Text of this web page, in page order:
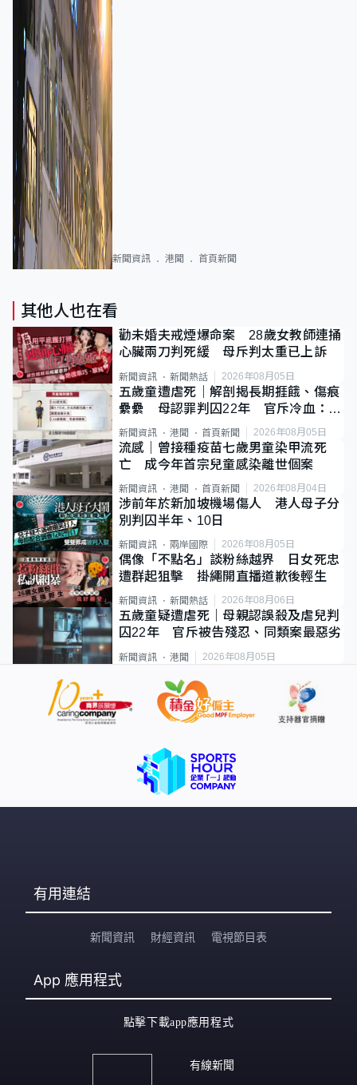
新聞資訊 港聞 首頁新聞
其他人也在看
勸未婚夫戒煙爆命案 28歲女教師連捅
心臟兩刀判死緩 母斥判太重已上訴
新聞資訊 新聞熱話 2026年08月05日
五歲童遭虐死｜解剖揭長期捱餓、傷痕
纍纍 母認罪判囚22年 官斥冷血：同
類案最惡劣
新聞資訊 港聞 首頁新聞 2026年08月05日
流感｜曾接種疫苗七歲男童染甲流死
亡 成今年首宗兒童感染離世個案
新聞資訊 港聞 首頁新聞 2026年08月04日
涉前年於新加坡機場傷人 港人母子分
別判囚半年、10日
新聞資訊 兩岸國際 2026年08月05日
偶像「不點名」談粉絲越界 日女死忠
遭群起狙擊 掛繩開直播道歉後輕生
新聞資訊 新聞熱話 2026年08月06日
五歲童疑遭虐死｜母親認誤殺及虐兒判
囚22年 官斥被告殘忍、同類案最惡劣
新聞資訊 港聞 2026年08月05日
有用連結
新聞資訊 財經資訊 電視節目表
App 應用程式
點擊下載app應用程式
有線新聞